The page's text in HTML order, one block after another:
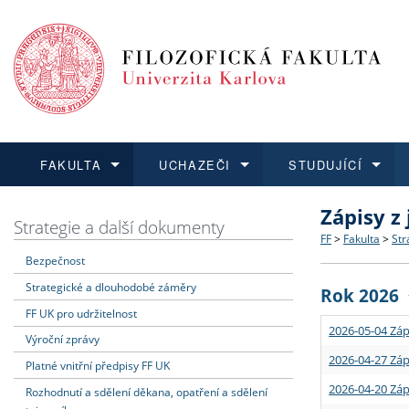
FAKULTA
Dozvědět se více
Struktura
Strategie
Podpora
UCHAZEČI
Podat přihlášku
Co
Učitelské
STUDUJÍCÍ
Dozvědět se více
Rigorózní
Dozvědět se více
O vědě a
Granty a
Dozvědět se více
Aktuální
Strategie a další dokumenty
Bezpečnost
Strategické a dlouhodobé záměry
FF UK pro udržitelnost
Výroční zprávy
Platné vnitřní předpisy FF UK
Rozhodnutí a sdělení děkana, opatření a sdělení
Zápisy
FF > Fakulta >
Rok 2026
2026-05-04
2026-04-27
2026-04-20